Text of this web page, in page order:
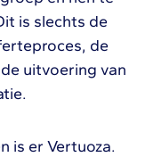
is slechts de
de
uitvoering van
is er Vertuoza.